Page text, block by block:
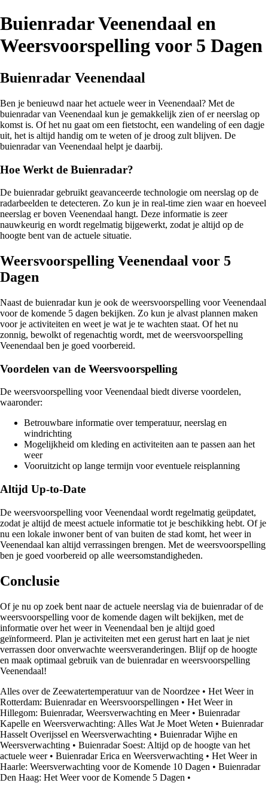
Buienradar Veenendaal en
Weersvoorspelling voor 5 Dagen
Buienradar Veenendaal
Ben je benieuwd naar het actuele weer in Veenendaal? Met de
buienradar van Veenendaal kun je gemakkelijk zien of er neerslag op
komst is. Of het nu gaat om een fietstocht, een wandeling of een dagje
uit, het is altijd handig om te weten of je droog zult blijven. De
buienradar van Veenendaal helpt je daarbij.
Hoe Werkt de Buienradar?
De buienradar gebruikt geavanceerde technologie om neerslag op de
radarbeelden te detecteren. Zo kun je in real-time zien waar en hoeveel
neerslag er boven Veenendaal hangt. Deze informatie is zeer
nauwkeurig en wordt regelmatig bijgewerkt, zodat je altijd op de
hoogte bent van de actuele situatie.
Weersvoorspelling Veenendaal voor 5
Dagen
Naast de buienradar kun je ook de weersvoorspelling voor Veenendaal
voor de komende 5 dagen bekijken. Zo kun je alvast plannen maken
voor je activiteiten en weet je wat je te wachten staat. Of het nu
zonnig, bewolkt of regenachtig wordt, met de weersvoorspelling
Veenendaal ben je goed voorbereid.
Voordelen van de Weersvoorspelling
De weersvoorspelling voor Veenendaal biedt diverse voordelen,
waaronder:
Betrouwbare informatie over temperatuur, neerslag en
windrichting
Mogelijkheid om kleding en activiteiten aan te passen aan het
weer
Vooruitzicht op lange termijn voor eventuele reisplanning
Altijd Up-to-Date
De weersvoorspelling voor Veenendaal wordt regelmatig geüpdatet,
zodat je altijd de meest actuele informatie tot je beschikking hebt. Of je
nu een lokale inwoner bent of van buiten de stad komt, het weer in
Veenendaal kan altijd verrassingen brengen. Met de weersvoorspelling
ben je goed voorbereid op alle weersomstandigheden.
Conclusie
Of je nu op zoek bent naar de actuele neerslag via de buienradar of de
weersvoorspelling voor de komende dagen wilt bekijken, met de
informatie over het weer in Veenendaal ben je altijd goed
geïnformeerd. Plan je activiteiten met een gerust hart en laat je niet
verrassen door onverwachte weersveranderingen. Blijf op de hoogte
en maak optimaal gebruik van de buienradar en weersvoorspelling
Veenendaal!
Alles over de Zeewatertemperatuur van de Noordzee • Het Weer in
Rotterdam: Buienradar en Weersvoorspellingen • Het Weer in
Hillegom: Buienradar, Weersverwachting en Meer• Buienradar
Kapelle en Weersverwachting: Alles Wat Je Moet Weten • Buienradar
Hasselt Overijssel en Weersverwachting • Buienradar Wijhe en
Weersverwachting • Buienradar Soest: Altijd op de hoogte van het
actuele weer• Buienradar Erica en Weersverwachting • Het Weer in
Haarle: Weersverwachting voor de Komende 10 Dagen • Buienradar
Den Haag: Het Weer voor de Komende 5 Dagen •